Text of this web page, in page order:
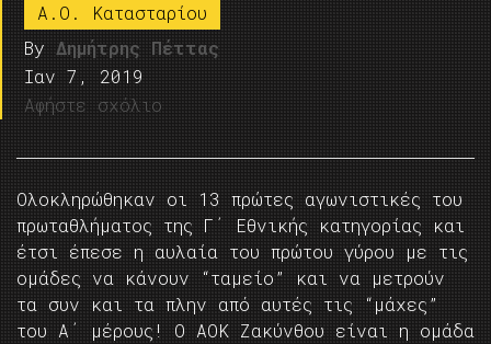
A.O. Kατασταρίου
By Δημήτρης Πέττας
Ιαν 7, 2019
Αφήστε σχόλιο
Ολοκληρώθηκαν οι 13 πρώτες αγωνιστικές του
πρωταθλήματος της Γ΄ Εθνικής κατηγορίας και
έτσι έπεσε η αυλαία του πρώτου γύρου με τις
ομάδες να κάνουν “ταμείο” και να μετρούν
τα συν και τα πλην από αυτές τις “μάχες”
του Α΄ μέρους! Ο ΑΟΚ Ζακύνθου είναι η ομάδα